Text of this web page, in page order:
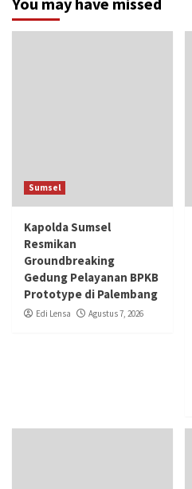
Sumsel
Kapolda Sumsel
Resmikan
Groundbreaking
Gedung Pelayanan BPKB
Prototype di Palembang
Edi Lensa Agustus 7, 2026